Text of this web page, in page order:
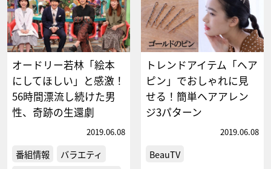
オードリー若林「絵本
にしてほしい」と感激！
56時間漂流し続けた男
性、奇跡の生還劇
2019.06.08
番組情報
バラエティ
トレンドアイテム「ヘア
ピン」でおしゃれに見
せる！簡単ヘアアレン
ジ3パターン
2019.06.08
BeauTV